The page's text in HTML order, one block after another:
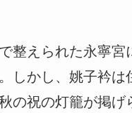
整えられた永寧
しかし、姚子衿
の祝の灯籠が掲げ